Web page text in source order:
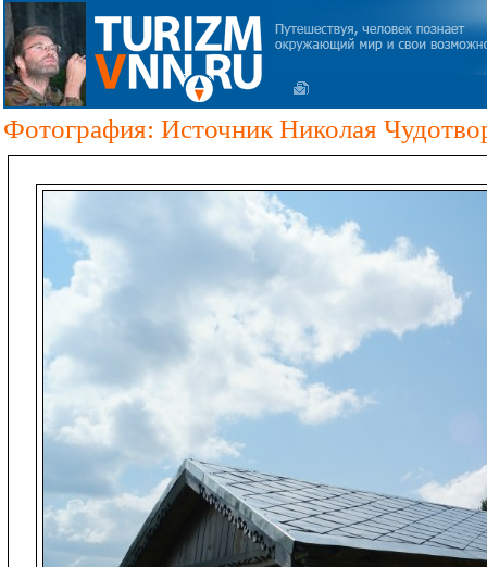
Фотография: Источник Николая